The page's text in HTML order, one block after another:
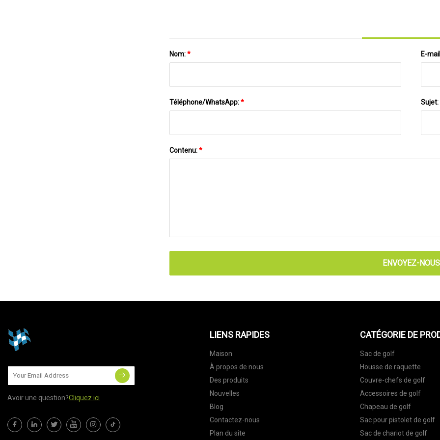
Nom:* E-
Téléphone/WhatsApp:* Sujet:
Contenu:*
ENVOYEZ-NOUS
Avoir une question?Cliquez ici
LIENS RAPIDES
Maison
À propos de nous
Des produits
Nouvelles
Blog
Contactez-nous
Plan du site
CATÉGORIE DE
Sac de golf
Housse de raquette
Couvre-chefs de golf
Accessoires de golf
Chapeau de golf
Sac pour pistolet de golf
Sac de chariot de golf